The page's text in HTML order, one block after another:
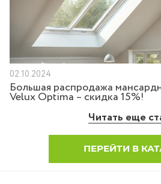
02.10.2024
Большая распродажа
Velux Optima – скидка 15%!
Читать еще
ПЕРЕЙТИ В